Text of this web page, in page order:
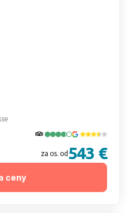
za os. od 543 €
ceny